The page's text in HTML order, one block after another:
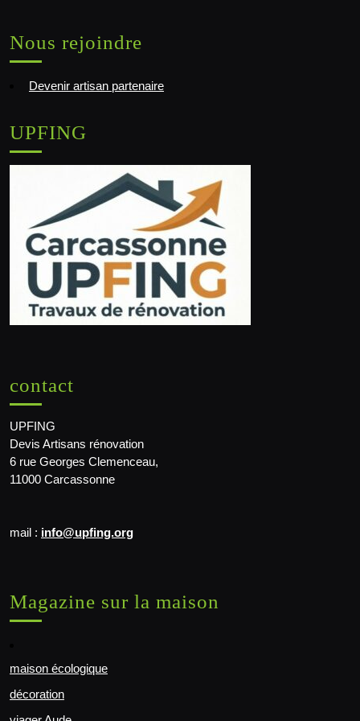
Nous rejoindre
Devenir artisan partenaire
UPFING
contact
UPFING
Devis Artisans rénovation
6 rue Georges Clemenceau,
11000 Carcassonne
mail : info@upfing.org
Magazine sur la maison
maison écologique
décoration